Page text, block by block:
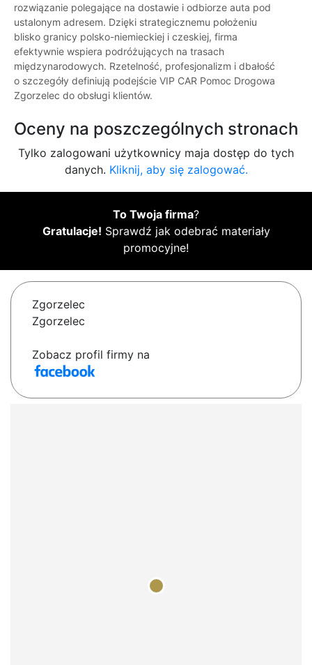
rozwiązanie polegające na dostawie i odbiorze auta pod
ustalonym adresem. Dzięki strategicznemu położeniu
blisko granicy polsko-niemieckiej i czeskiej, firma
efektywnie wspiera podróżujących na trasach
międzynarodowych. Rzetelność, profesjonalizm i dbałość
o szczegóły definiują podejście VIP CAR Pomoc Drogowa
Zgorzelec do obsługi klientów.
Oceny na poszczególnych stronach
Tylko zalogowani użytkownicy maja dostęp do tych
danych. Kliknij, aby się zalogować.
To Twoja firma?
Gratulacje! Sprawdź jak odebrać materiały
promocyjne!
Zgorzelec
Zgorzelec
Zobacz profil firmy na